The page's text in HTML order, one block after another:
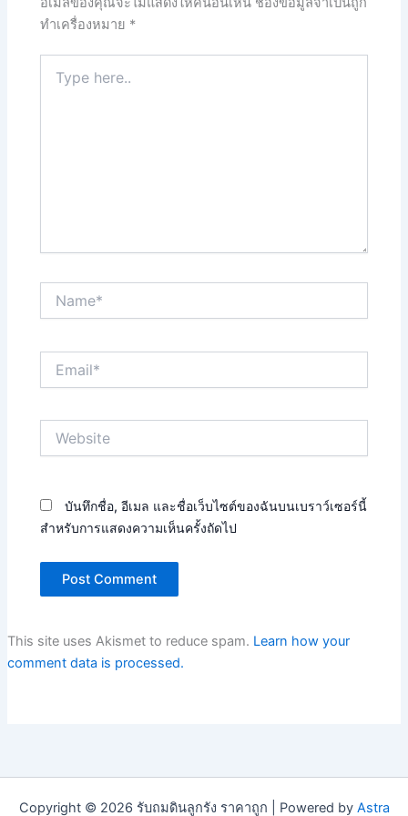
ทำเครื่องหมาย *
here..
บันทึกชื่อ, อีเมล และชื่อเว็บไซต์ของฉันบนเบราว์เซอร์นี้
สำหรับการแสดงความเห็นครั้งถัดไป
This site uses Akismet to reduce spam. Learn how your
comment data is processed.
Copyright © 2026 รับถมดินลูกรัง ราคาถูก | Powered by Astra